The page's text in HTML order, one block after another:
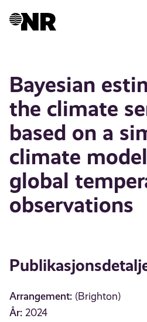
Bayesian
the climate
based on a
climate
global
observations
Arrangement: (Brighton)
År: 2024